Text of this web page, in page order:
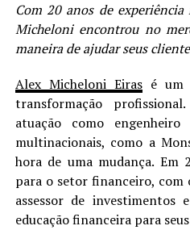
Com 20 anos de
Micheloni encontrou no
maneira de ajudar seus
Alex Micheloni Eiras é um
transformação
atuação como
multinacionais, como a
hora de uma mudança. Em
para o setor financeiro,
assessor de investimentos
educação financeira para